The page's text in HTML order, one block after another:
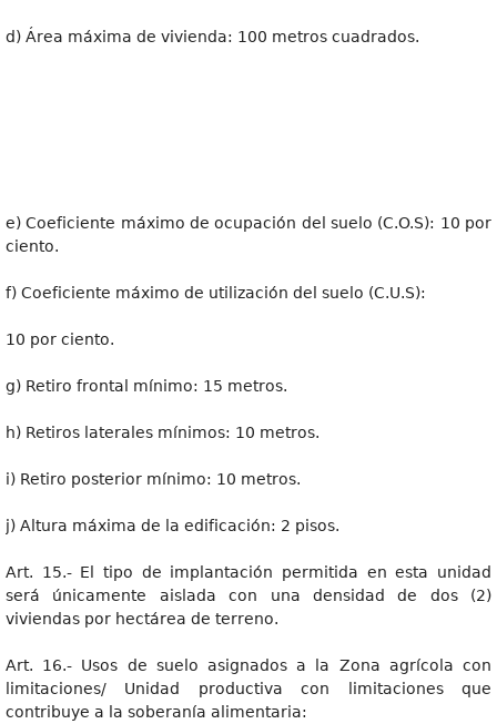
d) Área máxima de vivienda: 100 metros cuadrados.
e) Coeficiente máximo de ocupación del suelo (C.O.S): 10 por
ciento.
f) Coeficiente máximo de utilización del suelo (C.U.S):
10 por ciento.
g) Retiro frontal mínimo: 15 metros.
h) Retiros laterales mínimos: 10 metros.
i) Retiro posterior mínimo: 10 metros.
j) Altura máxima de la edificación: 2 pisos.
Art. 15.- El tipo de implantación permitida en esta unidad
será únicamente aislada con una densidad de dos (2)
viviendas por hectárea de terreno.
Art. 16.- Usos de suelo asignados a la Zona agrícola con
limitaciones/ Unidad productiva con limitaciones que
contribuye a la soberanía alimentaria: